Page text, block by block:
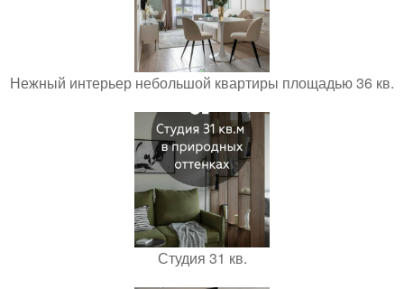
Нежный интерьер небольшой квартиры площадью 36 кв.
Студия 31 кв.